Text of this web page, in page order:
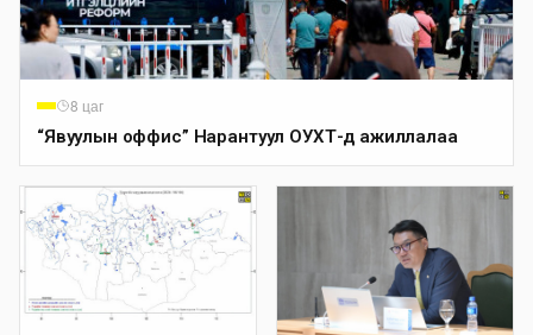
8 цаг
“Явуулын оффис” Нарантуул ОУХТ-д ажиллалаа